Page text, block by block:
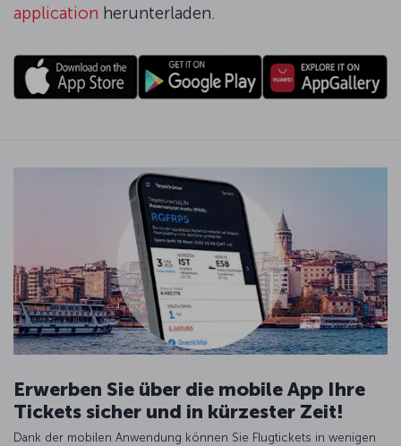
application herunterladen.
Erwerben Sie über die mobile App Ihre
Tickets sicher und in kürzester Zeit!
Dank der mobilen Anwendung können Sie Flugtickets in wenigen